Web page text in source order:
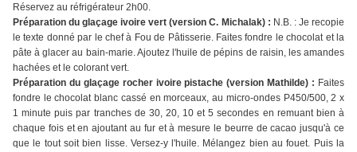
Réservez au réfrigérateur 2h00.
Préparation du glaçage ivoire vert (version C. Michalak) : N.B. : Je recopie
le texte donné par le chef à Fou de Pâtisserie. Faites fondre le chocolat et la
pâte à glacer au bain-marie. Ajoutez l'huile de pépins de raisin, les amandes
hachées et le colorant vert.
Préparation du glaçage rocher ivoire pistache (version Mathilde) : Faites
fondre le chocolat blanc cassé en morceaux, au micro-ondes P450/500, 2 x
1 minute puis par tranches de 30, 20, 10 et 5 secondes en remuant bien à
chaque fois et en ajoutant au fur et à mesure le beurre de cacao jusqu'à ce
que le tout soit bien lisse. Versez-y l'huile. Mélangez bien au fouet. Puis la